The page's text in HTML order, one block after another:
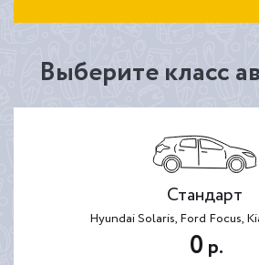
Выберите класс
Стандарт
Hyundai Solaris, Ford Focus,
0 р.